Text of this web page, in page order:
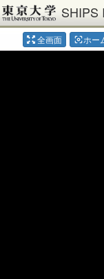
SHIPS
全画面 center_focus_weakホー